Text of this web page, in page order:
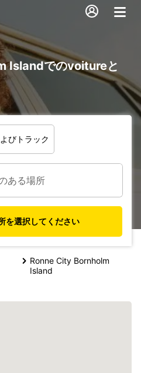
Islandでのvoitureと
びトラック
を選択してください
Ronne City Bornholm
Island